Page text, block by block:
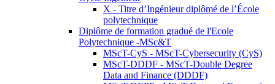
X - Titre d’Ingénieur diplômé de l’École
polytechnique
Diplôme de formation gradué de l'Ecole
Polytechnique -MSc&T
MScT-CyS - MScT-Cybersecurity (CyS)
MScT-DDDF - MScT-Double Degree
Data and Finance (DDDF)